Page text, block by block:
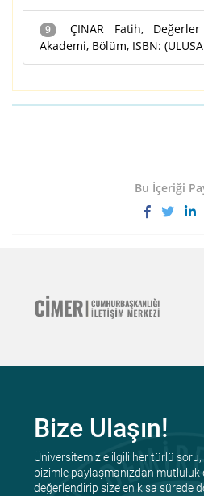
9
ÇINAR Fatih,
Akademi, Bölüm, ISBN:
Bu İçeriği
Bize Ulaşın!
Üniversitemizle ilgili her türlü
bizimle paylaşmanızdan mutluluk
değerlendirip size en kısa sürede